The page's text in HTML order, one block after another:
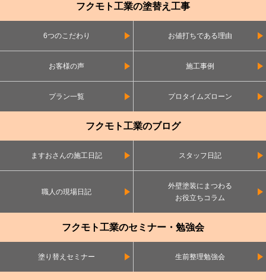
フクモト工業の塗替え工事
6つのこだわり お値打ちである理由
お客様の声 施工事例
プラン一覧 プロタイムズローン
フクモト工業のブログ
ますおさんの施工日記 スタッフ日記
職人の現場日記
外壁塗装にまつわる
お役立ちコラム
フクモト工業のセミナー・勉強会
塗り替えセミナー 生前整理勉強会